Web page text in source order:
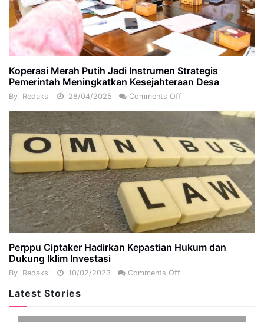
Koperasi Merah Putih Jadi Instrumen Strategis
Pemerintah Meningkatkan Kesejahteraan Desa
By Redaksi 28/04/2025 Comments Off
Perppu Ciptaker Hadirkan Kepastian Hukum dan
Dukung Iklim Investasi
By Redaksi 10/02/2023 Comments Off
Latest Stories